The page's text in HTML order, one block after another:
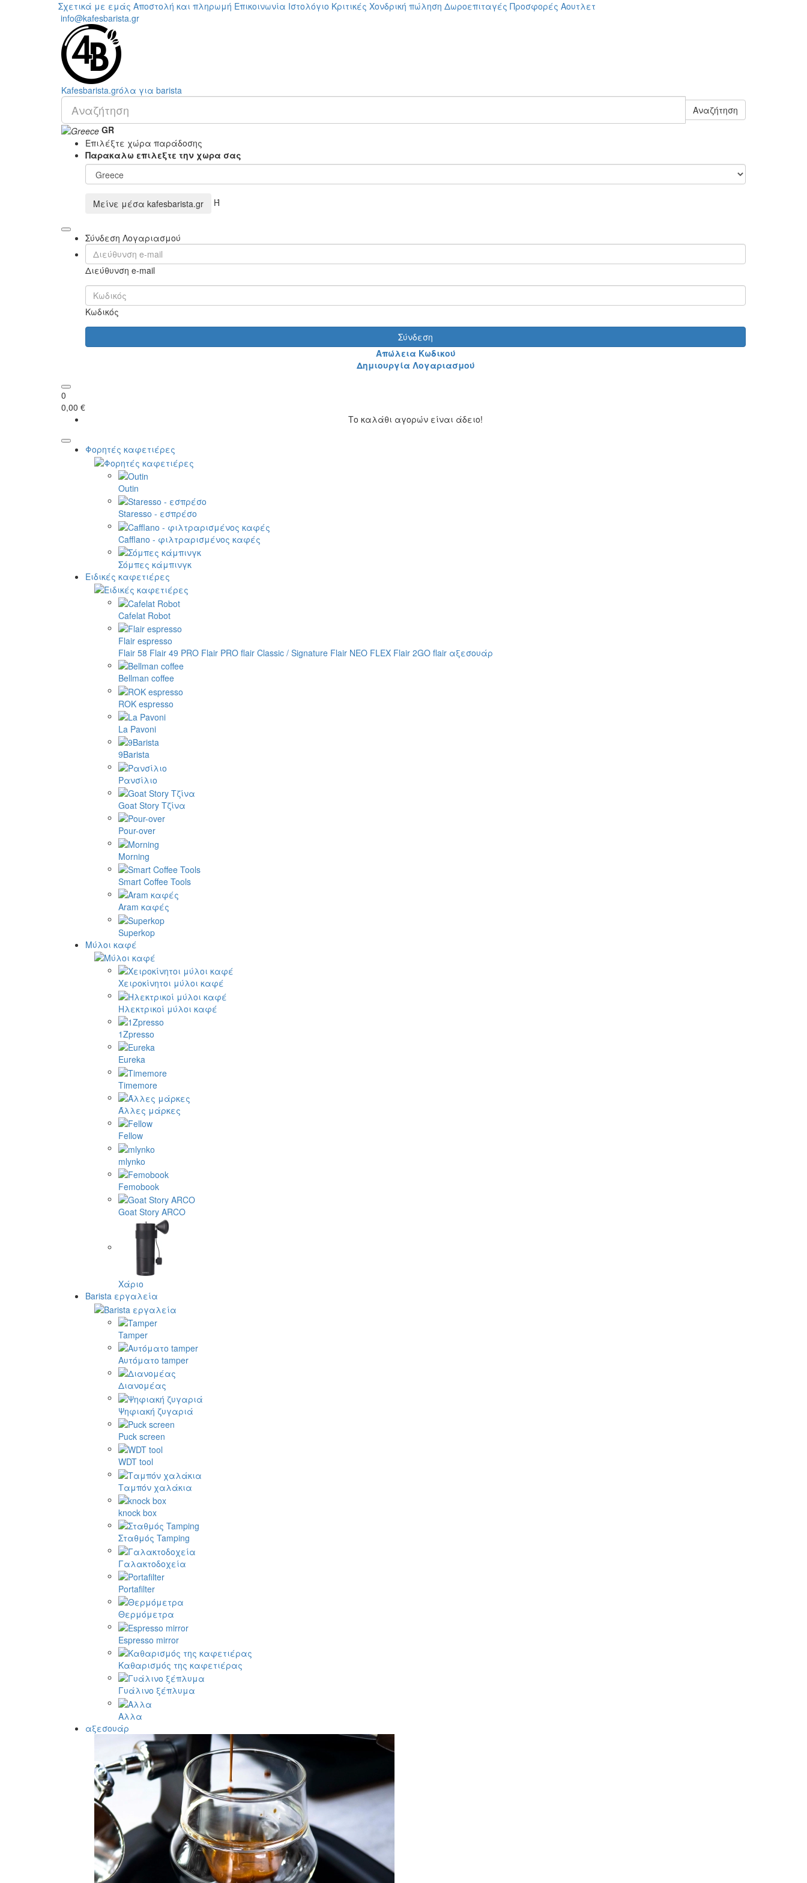
Σχετικά με εμάς Αποστολή και πληρωμή Επικοινωνία Ιστολόγιο Κριτικές Χονδρική πώληση Δωροεπιταγές Προσφορές Αουτλετ
info@kafesbarista.gr
Kafesbarista.grόλα για barista
Αναζήτηση
GR
Επιλέξτε χώρα παράδοσης
Παρακαλω επιλεξτε την χωρα σας
Μείνε μέσα kafesbarista.gr Ή
Σύνδεση Λογαριασμού
Διεύθυνση e-mail
Κωδικός
Σύνδεση
Απώλεια Κωδικού
Δημιουργία Λογαριασμού
0
0,00 €
Το καλάθι αγορών είναι άδειο!
Φορητές καφετιέρες
Outin
Staresso - εσπρέσο
Cafflano - φιλτραρισμένος καφές
Σόμπες κάμπινγκ
Ειδικές καφετιέρες
Cafelat Robot
Flair espresso
Flair 58 Flair 49 PRO Flair PRO flair Classic / Signature Flair NEO FLEX Flair 2GO flair αξεσουάρ
Bellman coffee
ROK espresso
La Pavoni
9Barista
Ρανσίλιο
Goat Story Τζίνα
Pour-over
Morning
Smart Coffee Tools
Aram καφές
Superkop
Μύλοι καφέ
Χειροκίνητοι μύλοι καφέ
Ηλεκτρικοί μύλοι καφέ
1Zpresso
Eureka
Timemore
Άλλες μάρκες
Fellow
mlynko
Femobook
Goat Story ARCO
Χάριο
Barista εργαλεία
Tamper
Αυτόματο tamper
Διανομέας
Ψηφιακή ζυγαριά
Puck screen
WDT tool
Ταμπόν χαλάκια
knock box
Σταθμός Tamping
Γαλακτοδοχεία
Portafilter
Θερμόμετρα
Espresso mirror
Καθαρισμός της καφετιέρας
Γυάλινο ξέπλυμα
Αλλα
αξεσουάρ